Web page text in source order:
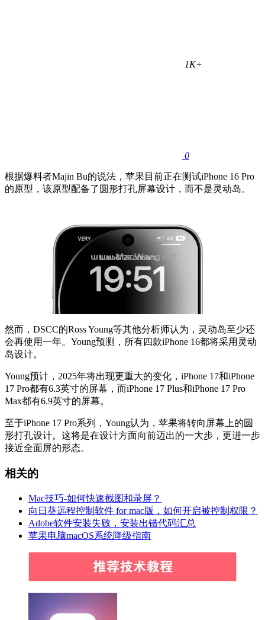
1K+
0
根据爆料者Majin Bu的说法，苹果目前正在测试iPhone 16 Pro
的原型，该原型配备了圆形打孔屏幕设计，而不是灵动岛。
然而，DSCC的Ross Young等其他分析师认为，灵动岛至少还
会再使用一年。Young预测，所有四款iPhone 16都将采用灵动
岛设计。
Young预计，2025年将出现更重大的变化，iPhone 17和iPhone
17 Pro都有6.3英寸的屏幕，而iPhone 17 Plus和iPhone 17 Pro
Max都有6.9英寸的屏幕。
至于iPhone 17 Pro系列，Young认为，苹果将转向屏幕上的圆
形打孔设计。这将是在设计方面向前迈出的一大步，更进一步
接近全面屏的形态。
相关的
Mac技巧-如何快速截图和录屏？
向日葵远程控制软件 for mac版，如何开启被控制权限？
Adobe软件安装失败，安装出错代码汇总
苹果电脑macOS系统降级指南